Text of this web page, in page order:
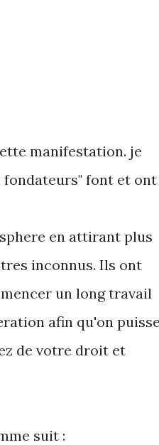
manifestation. je
fondateurs" font et ont
en attirant plus
inconnus. Ils ont
un long travail
afin qu'on
de votre droit et
suit :